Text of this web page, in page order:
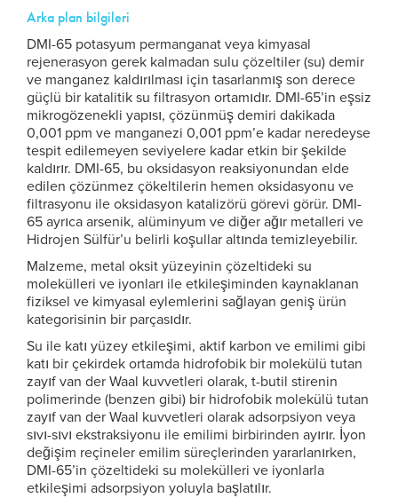
Arka plan bilgileri
DMI-65 potasyum permanganat veya kimyasal
rejenerasyon gerek kalmadan sulu çözeltiler (su) demir
ve manganez kaldırılması için tasarlanmış son derece
güçlü bir katalitik su filtrasyon ortamıdır. DMI-65’in eşsiz
mikrogözenekli yapısı, çözünmüş demiri dakikada
0,001 ppm ve manganezi 0,001 ppm’e kadar neredeyse
tespit edilemeyen seviyelere kadar etkin bir şekilde
kaldırır. DMI-65, bu oksidasyon reaksiyonundan elde
edilen çözünmez çökeltilerin hemen oksidasyonu ve
filtrasyonu ile oksidasyon katalizörü görevi görür. DMI-
65 ayrıca arsenik, alüminyum ve diğer ağır metalleri ve
Hidrojen Sülfür’u belirli koşullar altında temizleyebilir.
Malzeme, metal oksit yüzeyinin çözeltideki su
molekülleri ve iyonları ile etkileşiminden kaynaklanan
fiziksel ve kimyasal eylemlerini sağlayan geniş ürün
kategorisinin bir parçasıdır.
Su ile katı yüzey etkileşimi, aktif karbon ve emilimi gibi
katı bir çekirdek ortamda hidrofobik bir molekülü tutan
zayıf van der Waal kuvvetleri olarak, t-butil stirenin
polimerinde (benzen gibi) bir hidrofobik molekülü tutan
zayıf van der Waal kuvvetleri olarak adsorpsiyon veya
sıvı-sıvı ekstraksiyonu ile emilimi birbirinden ayırır. İyon
değişim reçineler emilim süreçlerinden yararlanırken,
DMI-65’in çözeltideki su molekülleri ve iyonlarla
etkileşimi adsorpsiyon yoluyla başlatılır.